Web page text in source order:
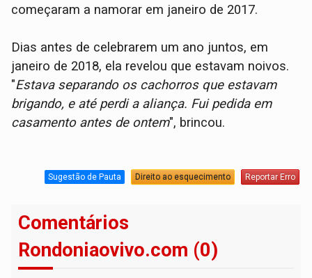
começaram a namorar em janeiro de 2017.
Dias antes de celebrarem um ano juntos, em
janeiro de 2018, ela revelou que estavam noivos.
"Estava separando os cachorros que estavam
brigando, e até perdi a aliança. Fui pedida em
casamento antes de ontem", brincou.
Sugestão de Pauta Direito ao esquecimento Reportar Erro
Comentários
Rondoniaovivo.com (0)